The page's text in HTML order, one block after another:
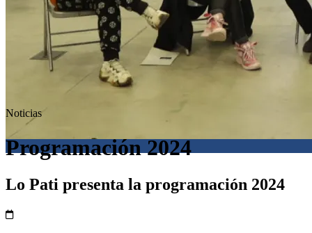
Noticias
Programación 2024
Lo Pati presenta la programación 2024